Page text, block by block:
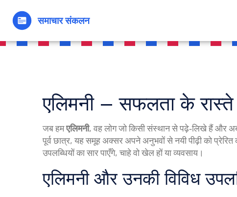
एलिमनी – सफलता के
जब हमएलिमनी,वह लोग जो किसी संस्थान से पढ़े‑लिखे हैं और अब
पूर्व छात्र, यह समूह अक्सर अपने अनुभवों से नयी पीढ़ी को
उपलब्धियों का सार पाएँगे, चाहे वो खेल हों या व्यवसाय।
एलिमनी और उनकी विविध